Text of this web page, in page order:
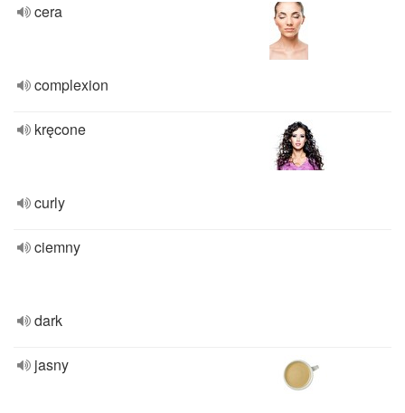
cera
complexion
kręcone
curly
ciemny
dark
jasny